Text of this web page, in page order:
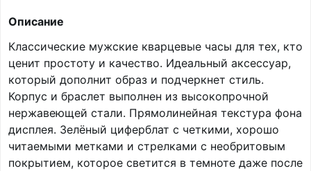
Описание
Классические мужские кварцевые часы для тех, кто
ценит простоту и качество. Идеальный аксессуар,
который дополнит образ и подчеркнет стиль.
Корпус и браслет выполнен из высокопрочной
нержавеющей стали. Прямолинейная текстура фона
дисплея. Зелёный циферблат с четкими, хорошо
читаемыми метками и стрелками с необритовым
покрытием, которое светится в темноте даже после